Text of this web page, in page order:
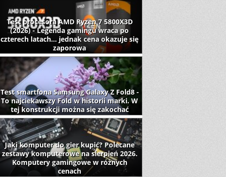
Test procesora AMD Ryzen 7 5800X3D
(2026) - Legenda gamingu wraca po
czterech latach... jednak cena okazuje się
zaporowa
Test smartfona Samsung Galaxy Z Fold8 -
To najciekawszy Fold w historii marki. W
tej konstrukcji można się zakochać
Jaki komputer do gier kupić? Polecane
zestawy komputerowe na sierpień 2026.
Komputery gamingowe w różnych
cenach